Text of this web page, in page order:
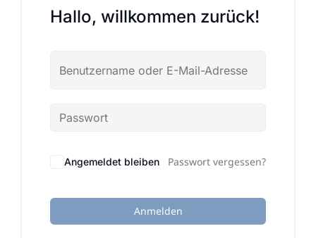
Hallo, willkommen zurück!
Angemeldet bleiben Passwort vergessen?
Anmelden